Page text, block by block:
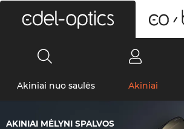
Akiniai nuo saulės Akiniai
AKINIAI MĖLYNI SPALVOS